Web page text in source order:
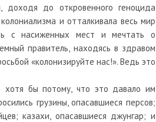
доходя до откровенного геноцида
и отталкивала весь мир
с насиженных мест и мечтать о
правитель, находясь в здравом
«колонизируйте нас!». Ведь это
бы потому, что это давало им
грузины, опасавшиеся персов;
казахи, опасавшиеся джунгар; и